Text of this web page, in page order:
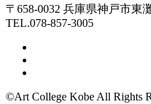
〒658-0032 兵庫県神戸市東
TEL.078-857-3005
©Art College Kobe All Rights